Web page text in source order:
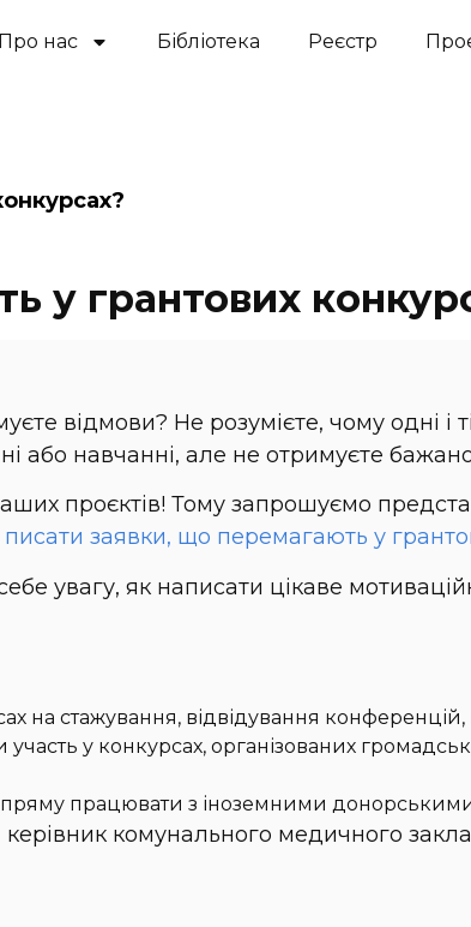
Про нас Бібліотека Реєстр
у грантових
відмови? Не розумієте, чому одні і
або навчанні, але не отримуєте
проєктів! Тому запрошуємо
писати заявки, що перемагають у
увагу, як написати цікаве
на стажування, відвідування конференцій,
участь у конкурсах, організованих
працювати з іноземними
комунального медичного